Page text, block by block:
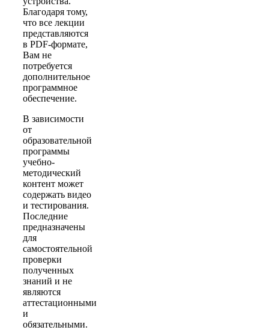
Благодаря тому,
что все лекции
представляются
в PDF-формате,
Вам не
потребуется
дополнительное
программное
обеспечение.
В зависимости
от
образовательной
программы
учебно-
методический
контент может
содержать видео
и тестирования.
Последние
предназначены
для
самостоятельной
проверки
полученных
знаний и не
являются
аттестационными
и
обязательными.